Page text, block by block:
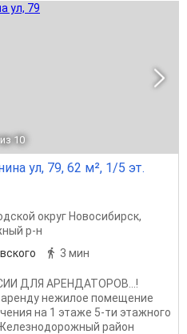
из 10
ул, 79, 62 м², 1/5 эт.
округ Новосибирск,
р-н
3 мин
ДЛЯ АРЕНДАТОРОВ...!
нежилое помещение
на 1 этаже 5-ти этажного
район